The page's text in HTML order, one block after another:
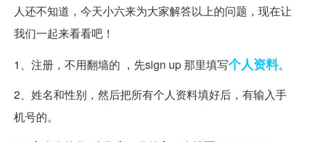
人还不知道，今天小六来为大家解答以上的问题，现在让
我们一起来看看吧！
1、注册，不用翻墙的 ，先sign up 那里填写个人资料。
2、姓名和性别，然后把所有个人资料填好后，有输入手
机号的。